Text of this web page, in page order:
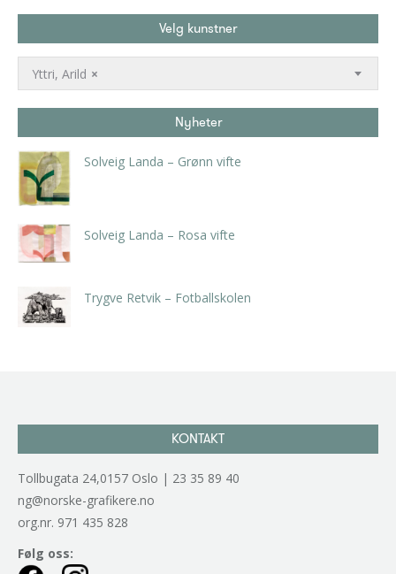
Velg kunstner
×
Yttri, Arild
Nyheter
Solveig Landa – Grønn vifte
Solveig Landa – Rosa vifte
Trygve Retvik – Fotballskolen
KONTAKT
Tollbugata 24,0157 Oslo | 23 35 89 40
ng@norske-grafikere.no
org.nr. 971 435 828
Følg oss: